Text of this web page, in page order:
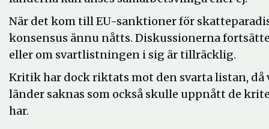
När det kom till EU-sanktioner för
konsensus ännu nåtts. Diskussionerna
eller om svartlistningen i sig är tillräcklig.
Kritik har dock riktats mot den svarta listan,
länder saknas som också skulle uppnått de
har.